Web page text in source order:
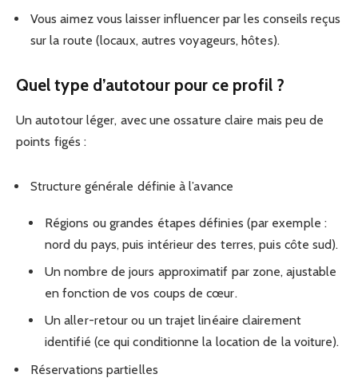
Vous aimez vous laisser influencer par les conseils reçus
sur la route (locaux, autres voyageurs, hôtes).
Quel type d’autotour pour ce profil ?
Un autotour léger, avec une ossature claire mais peu de
points figés :
Structure générale définie à l’avance
Régions ou grandes étapes définies (par exemple :
nord du pays, puis intérieur des terres, puis côte sud).
Un nombre de jours approximatif par zone, ajustable
en fonction de vos coups de cœur.
Un aller-retour ou un trajet linéaire clairement
identifié (ce qui conditionne la location de la voiture).
Réservations partielles